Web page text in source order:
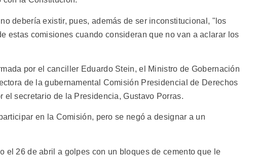
debería existir, pues, además de ser inconstitucional, "los
estas comisiones cuando consideran que no van a aclarar los
por el canciller Eduardo Stein, el Ministro de Gobernación
de la gubernamental Comisión Presidencial de Derechos
el secretario de la Presidencia, Gustavo Porras.
en la Comisión, pero se negó a designar a un
el 26 de abril a golpes con un bloques de cemento que le